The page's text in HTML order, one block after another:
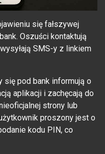
się fałszywej
Oszuści kontaktują
SMS-y z linkiem
się pod bank informują o
aplikacji i zachęcają do
strony lub
proszony jest o
kodu PIN, co